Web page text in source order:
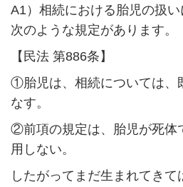
A1 ）相続における胎児の扱い
次のような規定があります。
【民法 第886条】
①胎児は、相続については、
なす。
②前項の規定は、胎児が死体
用しない。
したがってまだ生まれてき